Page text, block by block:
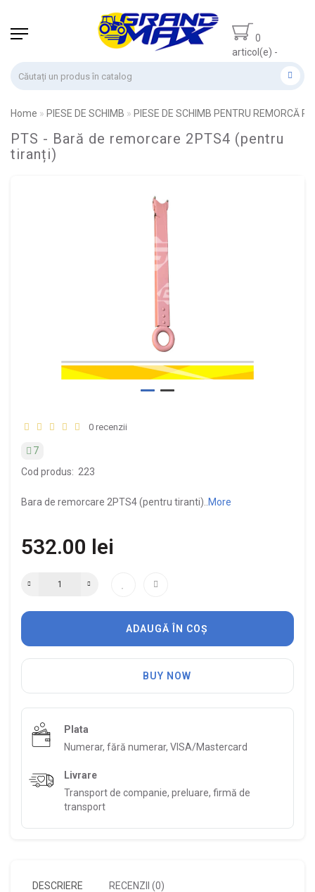
0
articol(e) -
Home PIESE DE SCHIMB PIESE DE SCHIMB PENTRU REMORCĂ
PTS - Bară de remorcare 2PTS4 (pentru
tiranți)
0 recenzii
7
Cod produs: 223
Bara de remorcare 2PTS4 (pentru tiranti).. More
532.00 lei
ADAUGĂ ÎN COȘ
BUY NOW
Plata
Numerar, fără numerar, VISA/Mastercard
Livrare
Transport de companie, preluare, firmă de
transport
DESCRIERE RECENZII (0)